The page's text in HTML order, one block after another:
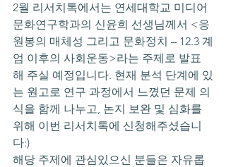
2월 리서치톡에서는 연세대학교 미디어
문화연구학과의 신윤희 선생님께서 <응
원봉의 매체성 그리고 문화정치 – 12.3 계
엄 이후의 사회운동>라는 주제로 발표
해 주실 예정입니다. 현재 분석 단계에 있
는 원고로 연구 과정에서 느꼈던 문제 의
식을 함께 나누고, 논지 보완 및 심화를
위해 이번 리서치톡에 신청해주셨습니
다:)
해당 주제에 관심있으신 분들은 자유롭